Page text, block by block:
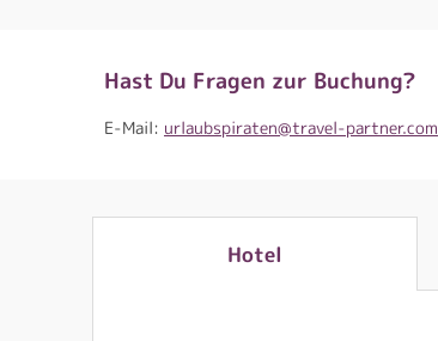
Hast Du Fragen zur Buchung?
E-Mail: urlaubspiraten@travel-partner.com
Hotel